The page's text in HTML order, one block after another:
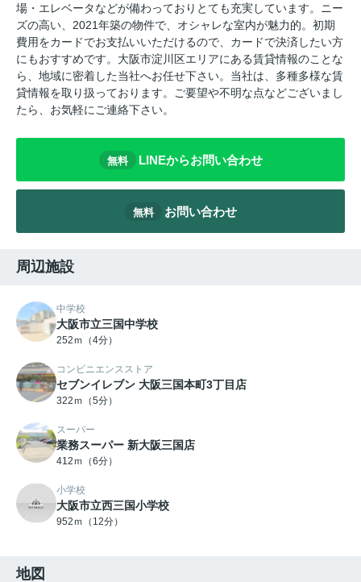
場・エレベータなどが備わっておりとても充実しています。ニー
ズの高い、2021年築の物件で、オシャレな室内が魅力的。初期
費用をカードでお支払いいただけるので、カードで決済したい方
にもおすすめです。大阪市淀川区エリアにある賃貸情報のことな
ら、地域に密着した当社へお任せ下さい。当社は、多種多様な賃
貸情報を取り扱っております。ご要望や不明な点などございまし
たら、お気軽にご連絡下さい。
無料 LINEからお問い合わせ
無料 お問い合わせ
周辺施設
中学校
大阪市立三国中学校
252ｍ（4分）
コンビニエンスストア
セブンイレブン 大阪三国本町3丁目店
322ｍ（5分）
スーパー
業務スーパー 新大阪三国店
412ｍ（6分）
小学校
大阪市立西三国小学校
952ｍ（12分）
地図